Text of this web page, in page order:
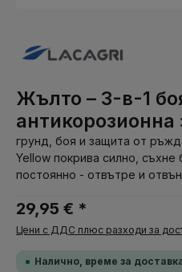
Жълто – 3-в-1
антикорозионна
грунд, боя и защита от
Yellow покрива силно,
постоянно - отвътре и
29,95 € *
Цени с ДДС плюс разходи за
Налично, време за